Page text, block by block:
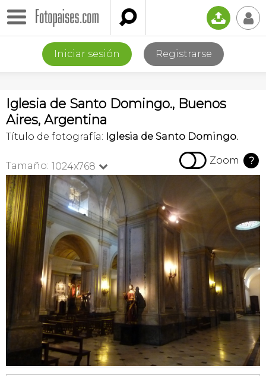
 📤 👤
Iniciar sesión Registrarse
Iglesia de Santo Domingo., Buenos
Aires, Argentina
Título de fotografía: Iglesia de Santo Domingo.
Tamaño: 1024x768   Zoom ?